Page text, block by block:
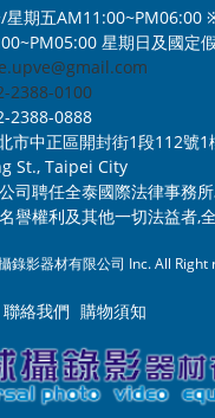
星期五AM11:00~PM06:00
星期日及國定
2388-0100
2388-0888
市中正區開封街1段112號1
St., Taipei City
司聘任全泰國際法律事務
譽權利及其他一切法益者,
錄影器材有限公司 Inc. All Right
聯絡我們 購物須知